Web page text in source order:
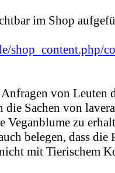
im Shop
shop_content.php/
von Leuten
Sachen von
Veganblume zu
belegen, dass die
mit Tierischem